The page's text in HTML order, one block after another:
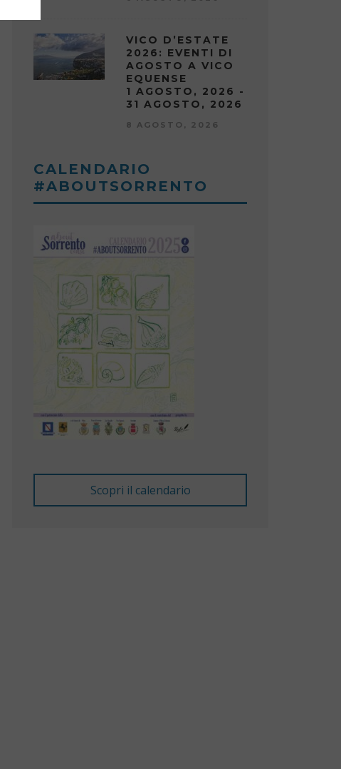
VICO D’ESTATE
2026: EVENTI DI
AGOSTO A VICO
EQUENSE
1 AGOSTO, 2026 -
31 AGOSTO, 2026
8 AGOSTO, 2026
CALENDARIO
#ABOUTSORRENTO